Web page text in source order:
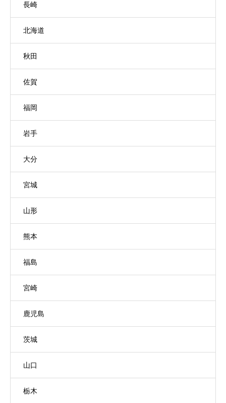
長崎
北海道
秋田
佐賀
福岡
岩手
大分
宮城
山形
熊本
福島
宮崎
鹿児島
茨城
山口
栃木